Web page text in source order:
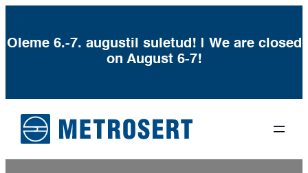
Oleme 6.-7. augustil suletud! | We are closed
on August 6-7!
juurde